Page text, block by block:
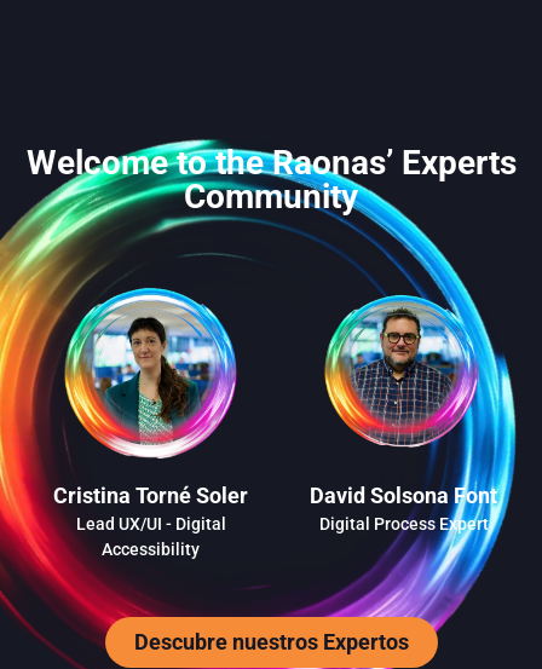
Welcome to the Raonas’ Experts
Community
Cristina Torné Soler
Lead UX/UI - Digital
Accessibility
David Solsona Font
Digital Process Expert
Descubre nuestros Expertos